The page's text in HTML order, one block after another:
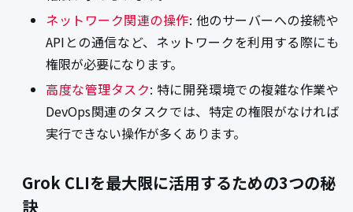
ネットワーク関連の操作: 他のサーバーへの接続や
APIとの通信など、ネットワークを利用する際にも
権限が必要になります。
高度な管理タスク: 特に開発環境での複雑な作業や
DevOps関連のタスクでは、特定の権限がなければ
実行できない操作が多くあります。
Grok CLIを最大限に活用するための3つの秘
訣